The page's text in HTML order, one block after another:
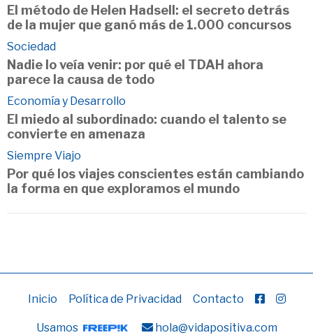
El método de Helen Hadsell: el secreto detrás
de la mujer que ganó más de 1.000 concursos
Sociedad
Nadie lo veía venir: por qué el TDAH ahora
parece la causa de todo
Economía y Desarrollo
El miedo al subordinado: cuando el talento se
convierte en amenaza
Siempre Viajo
Por qué los viajes conscientes están cambiando
la forma en que exploramos el mundo
Inicio Política de Privacidad Contacto
Usamos hola@vidapositiva.com